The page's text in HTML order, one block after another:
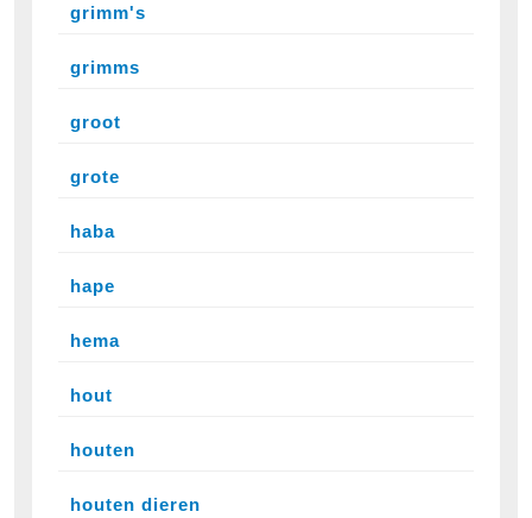
grimm's
grimms
groot
grote
haba
hape
hema
hout
houten
houten dieren